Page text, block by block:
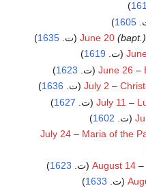
)
1605
)
June 20 (bapt.)
1635
)
1619
)
June 26 –
1623
)
July 2 –
1636
)
July 11 –
1627
)
1602
)
July 24 – Maria of the
August 14
1623
)
1633
)